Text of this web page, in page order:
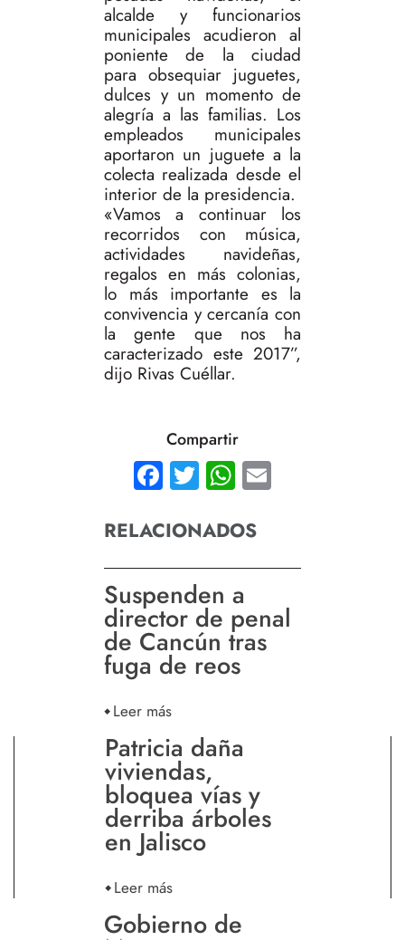
alcalde y funcionarios
municipales acudieron al
poniente de la ciudad
para obsequiar juguetes,
dulces y un momento de
alegría a las familias. Los
empleados municipales
aportaron un juguete a la
colecta realizada desde el
interior de la presidencia.
«Vamos a continuar los
recorridos con música,
actividades navideñas,
regalos en más colonias,
lo más importante es la
convivencia y cercanía con
la gente que nos ha
caracterizado este 2017”,
dijo Rivas Cuéllar.
Compartir
Facebook
TwitterWhatsApp
RELACIONADOS
Suspenden a
director de penal
de Cancún tras
fuga de reos
Leer más
Patricia daña
viviendas,
bloquea vías y
derriba árboles
en Jalisco
Leer más
Gobierno de